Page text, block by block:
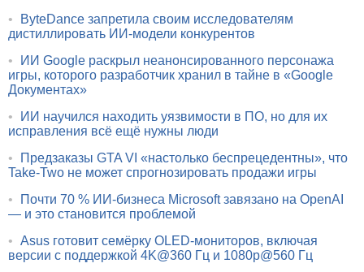
•
ByteDance запретила своим исследователям
дистиллировать ИИ-модели конкурентов
•
ИИ Google раскрыл неанонсированного персонажа
игры, которого разработчик хранил в тайне в «Google
Документах»
•
ИИ научился находить уязвимости в ПО, но для их
исправления всё ещё нужны люди
•
Предзаказы GTA VI «настолько беспрецедентны», что
Take-Two не может спрогнозировать продажи игры
•
Почти 70 % ИИ-бизнеса Microsoft завязано на OpenAI
— и это становится проблемой
• Asus готовит семёрку OLED-мониторов, включая
версии с поддержкой 4K@360 Гц и 1080p@560 Гц